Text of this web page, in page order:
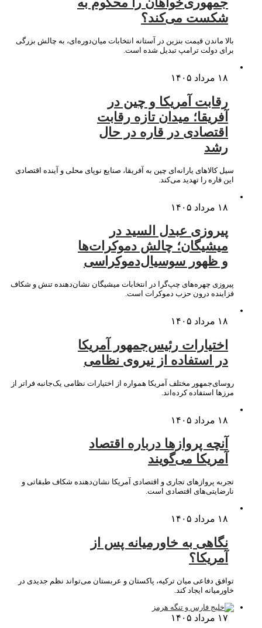
شکست می‌کند؟
بالا ماندن قیمت بنزین در آستانه انتخابات میان‌دوره‌ای، به چالش بزرگی
برای دولت ترامپ تبدیل شده است.
۱۸ مرداد ۱۴۰۵
رقابت آمریکا و چین در
آفریقا؛ میدان تازه رقابت
اقتصادی در قاره در حال
رشد
سیل کالاهای یارانه‌ای چین به آفریقا، صنایع نوپای محلی و آینده اقتصادی
این قاره را تهدید می‌کند.
۱۸ مرداد ۱۴۰۵
پیروزی عبدل السید در
میشیگان؛ چالش دموکرات‌ها
و ظهور سوسیال‌دموکراسی
پیروزی چهره‌های چپ‌گرا در انتخابات میشیگان نشان‌دهنده تنش و شکاف
فزاینده درون حزب دموکرات است.
۱۸ مرداد ۱۴۰۵
اختیارات رئیس‌جمهور آمریکا
در استفاده از نیروی نظامی
روسای‌جمهور مختلف آمریکا همواره از اختیارات نظامی یک‌جانبه فراتر از
مرزها استفاده کرده‌اند.
۱۸ مرداد ۱۴۰۵
آنچه پروازها درباره اقتصاد
آمریکا می‌گویند
تجربه پروازهای تجاری و اقتصادی آمریکا نشان‌دهنده شکاف طبقاتی و
نارضایتی‌های اقتصادی است.
۱۸ مرداد ۱۴۰۵
نگاهی به خاورمیانه پس از
آمریکا؟
توافق دفاعی میان ترکیه، پاکستان و عربستان می‌تواند نظم جدیدی در
خاورمیانه ایجاد کند.
۱۷ مرداد ۱۴۰۵